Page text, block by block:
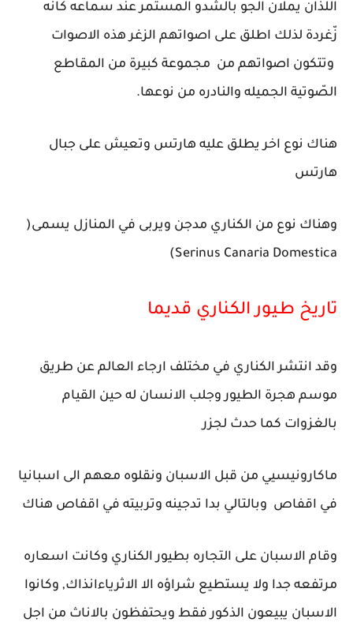
اللذان يملان الجو بالشدو المستمر عند سماعه كانه
زّغردة لذلك اطلق على اصواتهم الزغر هذه الاصوات
وتتكون اصواتهم من مجموعة كبيرة من المقاطع
الصّوتية الجميله والنادره من نوعها.
هناك نوع اخر يطلق عليه هارتس وتعيش على جبال
هارتس
وهناك نوع من الكناري مدجن ويربى في المنازل يسمى(
Serinus Canaria Domestica)
تاريخ طيور الكناري قديما
وقد انتشر الكناري في مختلف ارجاء العالم عن طريق
موسم هجرة الطيور وجلب الانسان له حين القيام
بالغزوات كما حدث لجزر
ماكارونيسيي من قبل الاسبان ونقلوه معهم الى اسبانيا
في اقفاص وبالتالي بدا تدجينه وتربيته في اقفاص هناك
وقام الاسبان على التجاره بطيور الكناري وكانت اسعاره
مرتفعه جدا ولا يستطيع شراؤه الا الاثرياءانذاك, وكانوا
الاسبان يبيعون الذكور فقط ويحتفظون بالاناث من اجل